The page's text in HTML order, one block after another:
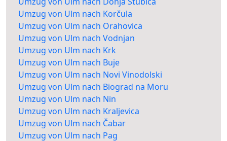
Umzug von Ulm nach Korčula
Umzug von Ulm nach Orahovica
Umzug von Ulm nach Vodnjan
Umzug von Ulm nach Krk
Umzug von Ulm nach Buje
Umzug von Ulm nach Novi Vinodolski
Umzug von Ulm nach Biograd na Moru
Umzug von Ulm nach Nin
Umzug von Ulm nach Kraljevica
Umzug von Ulm nach Čabar
Umzug von Ulm nach Pag